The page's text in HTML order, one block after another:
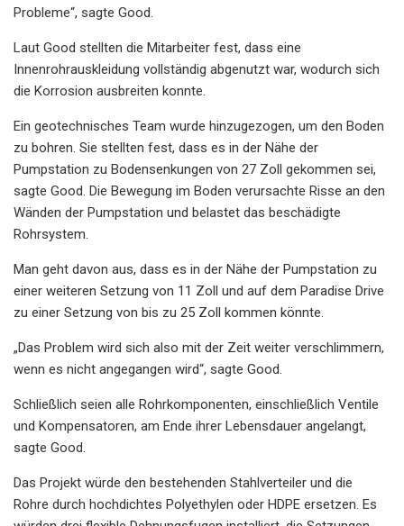
Probleme“, sagte Good.
Laut Good stellten die Mitarbeiter fest, dass eine
Innenrohrauskleidung vollständig abgenutzt war, wodurch sich
die Korrosion ausbreiten konnte.
Ein geotechnisches Team wurde hinzugezogen, um den Boden
zu bohren. Sie stellten fest, dass es in der Nähe der
Pumpstation zu Bodensenkungen von 27 Zoll gekommen sei,
sagte Good. Die Bewegung im Boden verursachte Risse an den
Wänden der Pumpstation und belastet das beschädigte
Rohrsystem.
Man geht davon aus, dass es in der Nähe der Pumpstation zu
einer weiteren Setzung von 11 Zoll und auf dem Paradise Drive
zu einer Setzung von bis zu 25 Zoll kommen könnte.
„Das Problem wird sich also mit der Zeit weiter verschlimmern,
wenn es nicht angegangen wird“, sagte Good.
Schließlich seien alle Rohrkomponenten, einschließlich Ventile
und Kompensatoren, am Ende ihrer Lebensdauer angelangt,
sagte Good.
Das Projekt würde den bestehenden Stahlverteiler und die
Rohre durch hochdichtes Polyethylen oder HDPE ersetzen. Es